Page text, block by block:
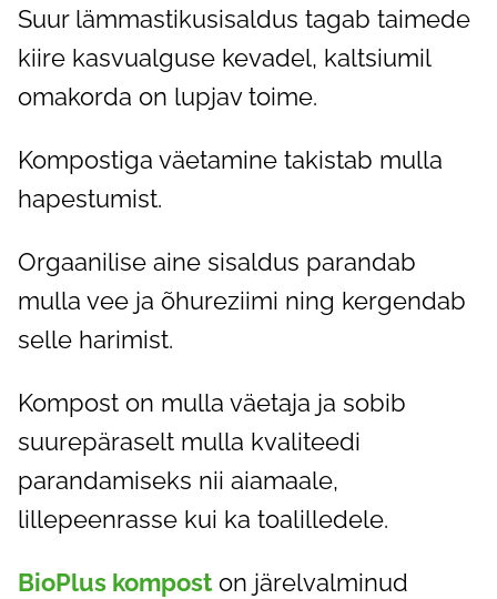
Suur lämmastikusisaldus tagab taimede
kiire kasvualguse kevadel, kaltsiumil
omakorda on lupjav toime.
Kompostiga väetamine takistab mulla
hapestumist.
Orgaanilise aine sisaldus parandab
mulla vee ja õhureziimi ning kergendab
selle harimist.
Kompost on mulla väetaja ja sobib
suurepäraselt mulla kvaliteedi
parandamiseks nii aiamaale,
lillepeenrasse kui ka toalilledele.
BioPlus kompost on järelvalminud